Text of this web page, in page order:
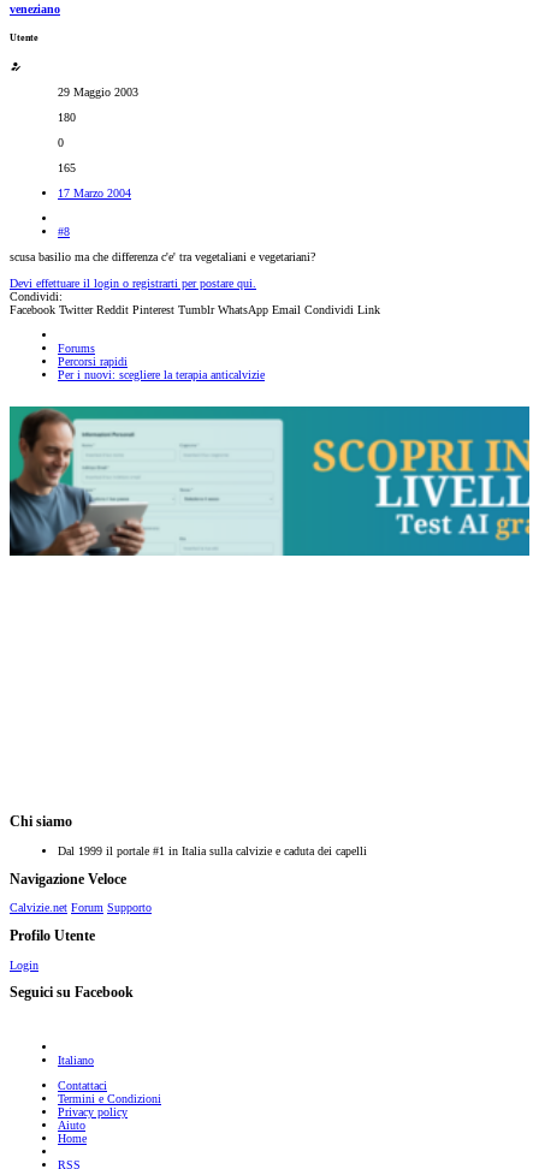
veneziano
Utente
29 Maggio 2003
180
0
165
17 Marzo 2004
#8
scusa basilio ma che differenza c'e' tra vegetaliani e vegetariani?
Devi effettuare il login o registrarti per postare qui.
Condividi:
Facebook Twitter Reddit Pinterest Tumblr WhatsApp Email Condividi Link
Forums
Percorsi rapidi
Per i nuovi: scegliere la terapia anticalvizie
Chi siamo
Dal 1999 il portale #1 in Italia sulla calvizie e caduta dei capelli
Navigazione Veloce
Calvizie.net Forum Supporto
Profilo Utente
Login
Seguici su Facebook
Italiano
Contattaci
Termini e Condizioni
Privacy policy
Aiuto
Home
RSS